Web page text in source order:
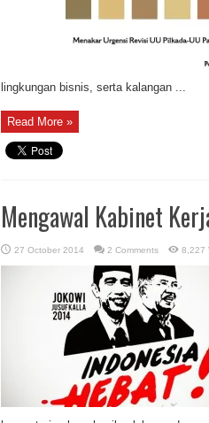
lingkungan bisnis, serta kalangan ...
Read More »
Mengawal Kabinet
27 October 2014 2 Comments 8,227